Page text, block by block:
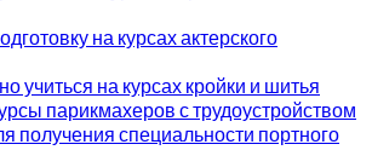
на курсах актерского
учиться на курсах кройки и шитья
парикмахеров с трудоустройством
получения специальности портного